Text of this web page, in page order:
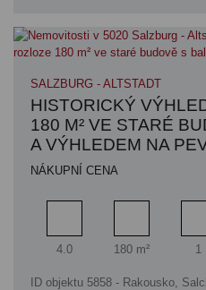
SALZBURG - ALTSTADT
HISTORICKÝ
180 M² VE STARÉ
A VÝHLEDEM NA
NÁKUPNÍ CENA
Pokoj
4.0
Obytný
180 m²
1
ID objektu 5858 - Rakousko,